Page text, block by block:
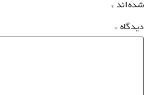
شده‌اند *
دیدگاه *